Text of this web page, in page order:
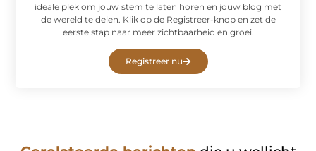
ideale plek om jouw stem te laten horen en jouw blog met
de wereld te delen. Klik op de Registreer-knop en zet de
eerste stap naar meer zichtbaarheid en groei.
Registreer nu